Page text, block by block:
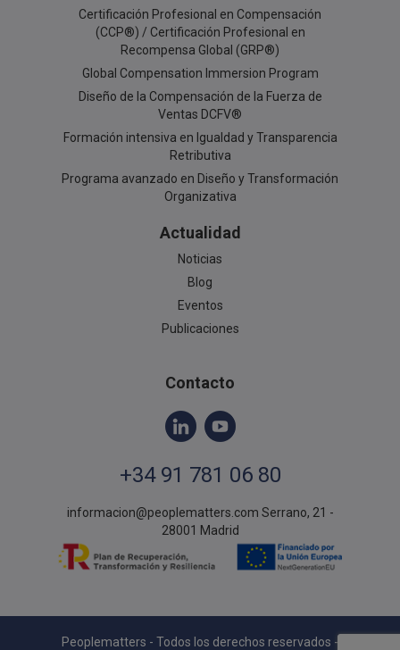
Certificación Profesional en Compensación
(CCP®) / Certificación Profesional en
Recompensa Global (GRP®)
Global Compensation Immersion Program
Diseño de la Compensación de la Fuerza de
Ventas DCFV®
Formación intensiva en Igualdad y Transparencia
Retributiva
Programa avanzado en Diseño y Transformación
Organizativa
Actualidad
Noticias
Blog
Eventos
Publicaciones
Contacto
+34 91 781 06 80
informacion@peoplematters.com Serrano, 21 -
28001 Madrid
Peoplematters - Todos los derechos reservados -